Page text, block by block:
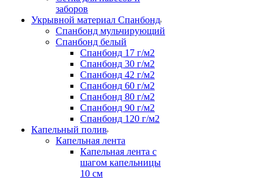
заборов
Укрывной материал Спанбонд
Спанбонд мульчирующий
Спанбонд белый
Спанбонд 17 г/м2
Спанбонд 30 г/м2
Спанбонд 42 г/м2
Спанбонд 60 г/м2
Спанбонд 80 г/м2
Спанбонд 90 г/м2
Спанбонд 120 г/м2
Капельный полив
Капельная лента
Капельная лента с
шагом капельницы
10 см